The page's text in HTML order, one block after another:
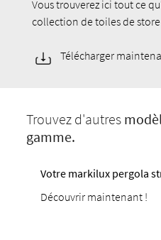
Vous trouverez ici tout ce
collection de toiles de
Télécharger
Trouvez d'autres
gamme.
Votre markilux pergola
Découvrir maintenant !